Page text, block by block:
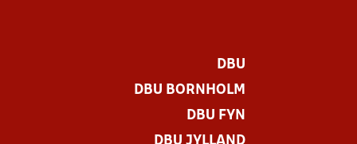
DBU
DBU BORNHOLM
DBU FYN
DBU JYLLAND